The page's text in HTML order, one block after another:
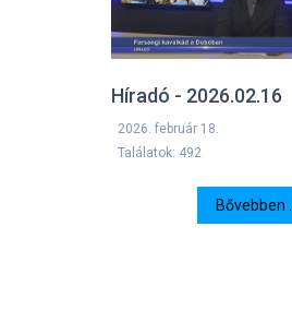
Híradó - 2026.02.16
2026. február 18.
Találatok: 492
Bővebben ...